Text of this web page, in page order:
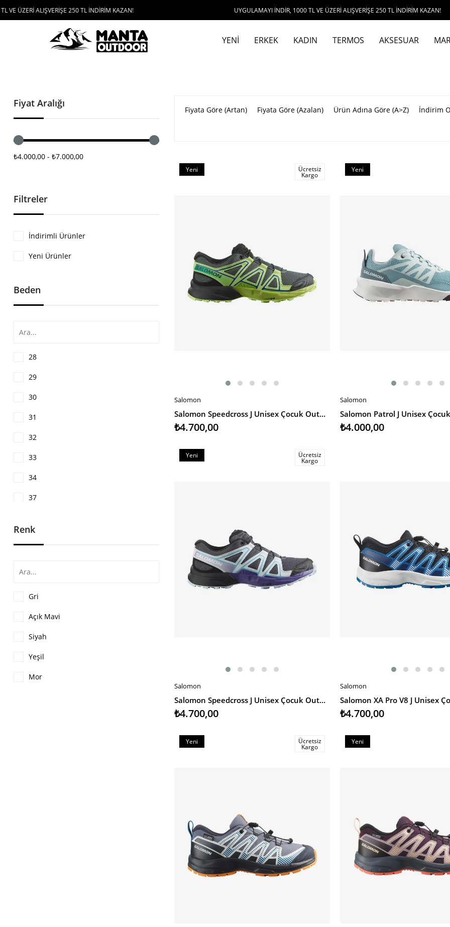
ALIŞVERİŞE 250 TL İNDİRİM KAZAN! UYGULAMAYI İNDİR, 1000 TL VE ÜZERİ ALIŞVERİŞE 250 TL İNDİRİM KAZAN!
YENİ ERKEK KADIN TERMOS AKSESUAR
Fiyat Aralığı
₺4.000,00 - ₺7.000,00
Filtreler
İndirimli Ürünler
Yeni Ürünler
Beden
28
29
30
31
32
33
34
37
36
Renk
Gri
Açık Mavi
Siyah
Yeşil
Mor
Fiyata Göre (Artan) Fiyata Göre (Azalan) Ürün Adına Göre (A>Z) İndirim
SEPETE EKLE
Yeni
Ücretsiz
Kargo
Salomon
Salomon Speedcross J Unisex Çocuk Outdoor Ayakkabı
₺4.700,00
SEPETE EKLE
Yeni
Salomon
₺4.000,00
SEPETE EKLE
Yeni
Ücretsiz
Kargo
Salomon
Salomon Speedcross J Unisex Çocuk Outdoor Ayakkabı
₺4.700,00
SEPETE EKLE
Salomon
₺4.700,00
Yeni
Ücretsiz
Kargo
Yeni